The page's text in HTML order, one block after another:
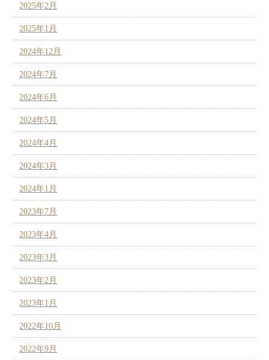
2025年2月
2025年1月
2024年12月
2024年7月
2024年6月
2024年5月
2024年4月
2024年3月
2024年1月
2023年7月
2023年4月
2023年3月
2023年2月
2023年1月
2022年10月
2022年9月